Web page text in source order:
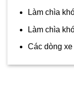
Làm chìa
Làm chìa
Các dòng